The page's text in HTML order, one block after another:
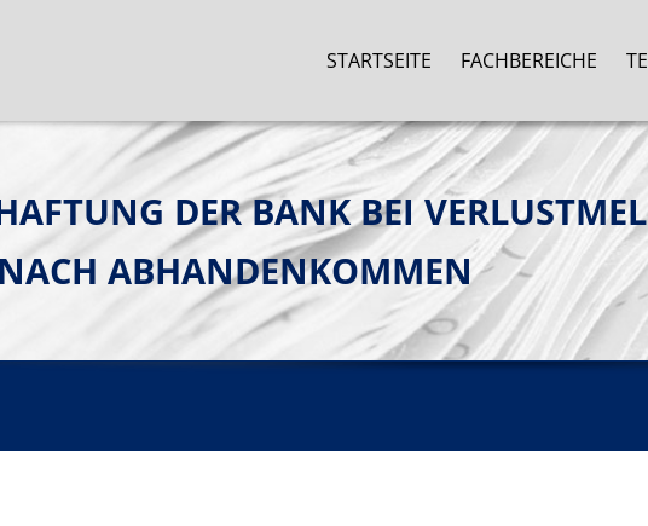
STARTSEITE FACHBEREICHE
DER BANK BEI
ABHANDENKOMMEN